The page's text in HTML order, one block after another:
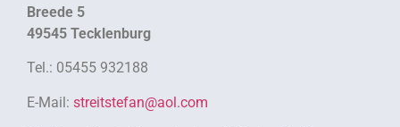
Breede 5
49545 Tecklenburg
Tel.: 05455 932188
E-Mail: streitstefan@aol.com